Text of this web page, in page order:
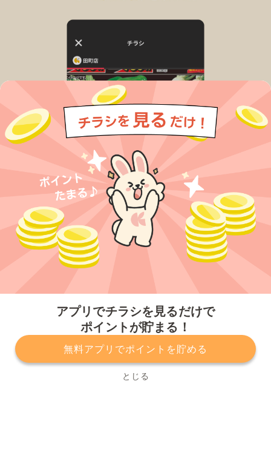
アプリでチラシを見るだけで
ポイントが貯まる！
無料アプリでポイントを貯める
とじる
プライバシーポリシー 利用規約
運営会社
サービスに関してのお問い合わせ